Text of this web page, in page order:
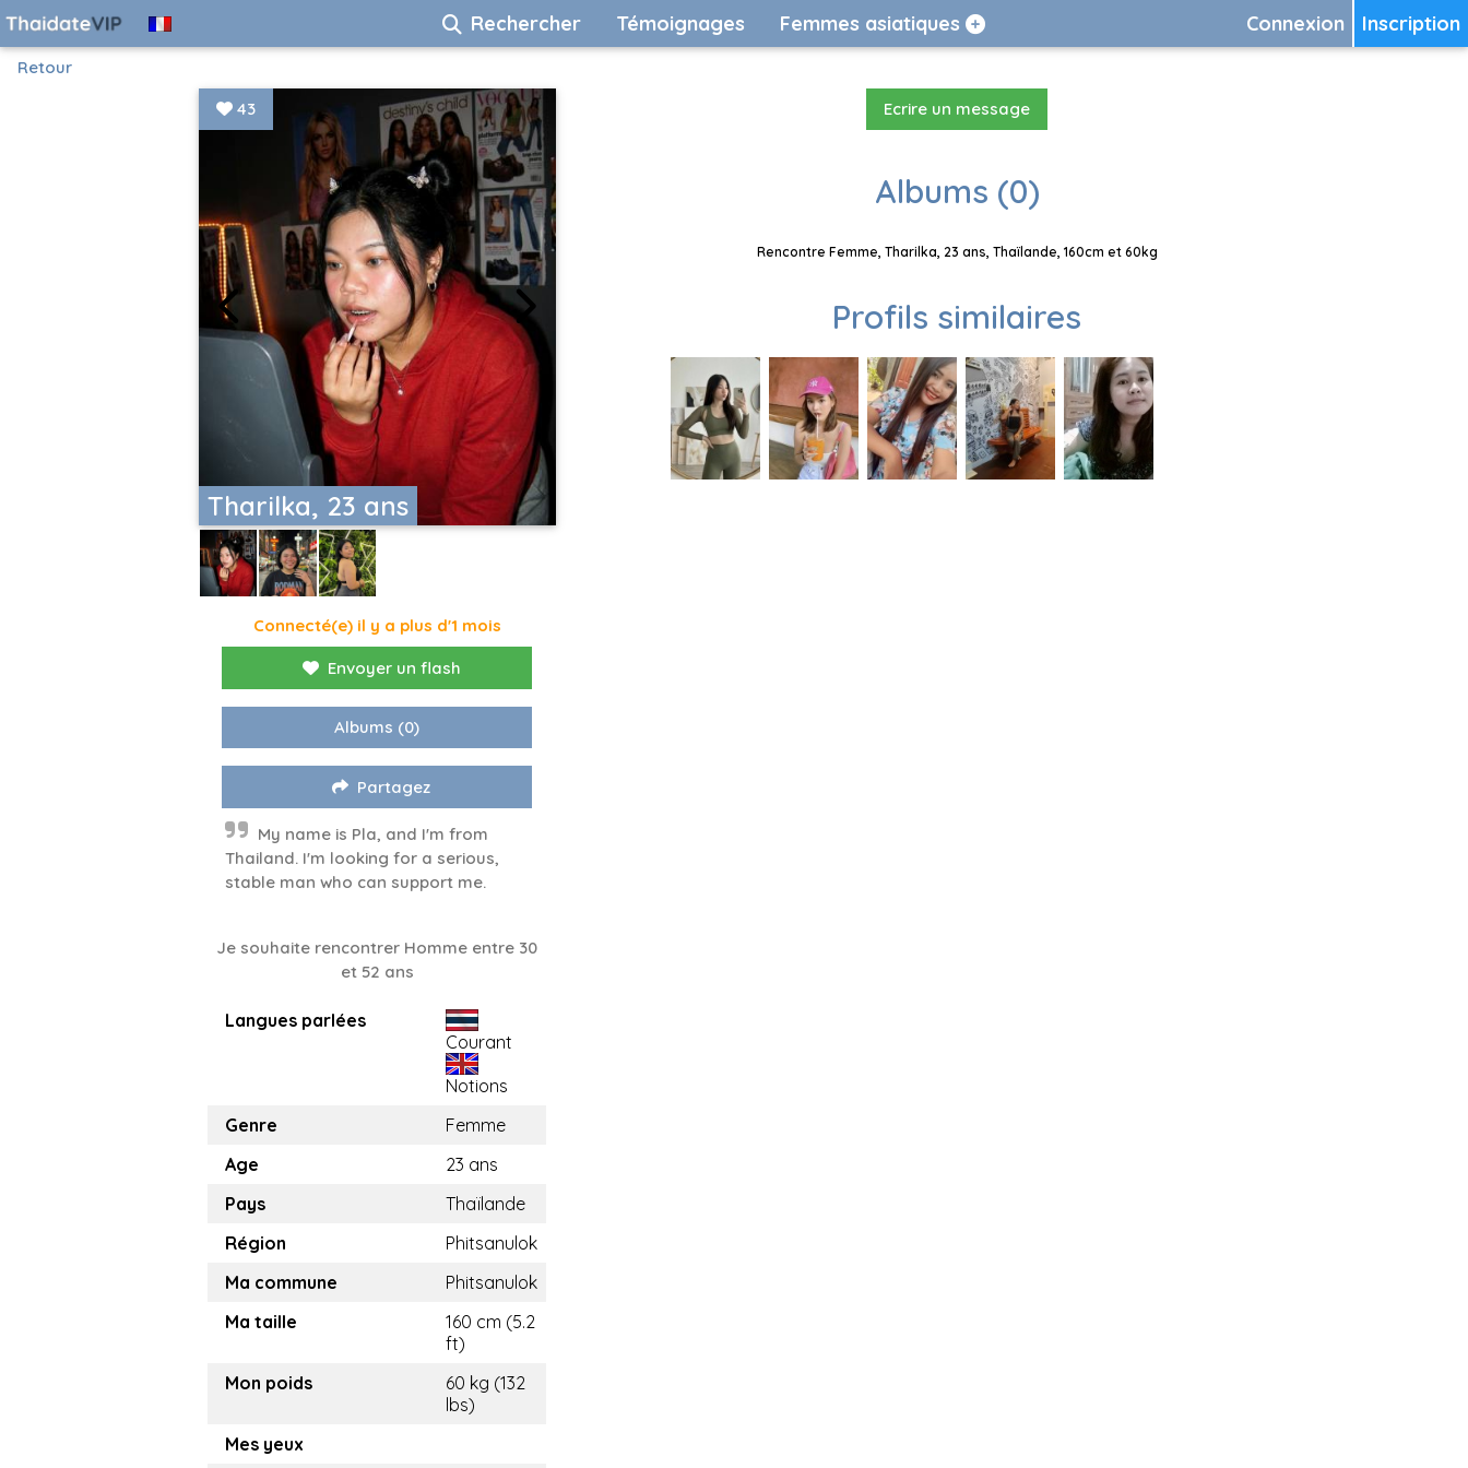
Inscription
Connexion
Rechercher Témoignages Femmes asiatiques
Retour
Tharilka, 23 ans
43
Connecté(e) il y a plus d'1 mois
Envoyer un flash
Albums (0)
Partagez
My name is Pla, and I'm from
Thailand. I'm looking for a serious,
stable man who can support me.
Je souhaite rencontrer Homme entre 30
et 52 ans
Langues parlées
Courant
Notions
Genre
Femme
Age
23 ans
Pays
Thaïlande
Région
Phitsanulok
Ma commune
Phitsanulok
Ma taille
160 cm (5.2
ft)
Mon poids
60 kg (132
lbs)
Mes yeux
Ecrire un message
Albums (0)
Rencontre Femme, Tharilka, 23 ans, Thaïlande, 160cm et 60kg
Profils similaires